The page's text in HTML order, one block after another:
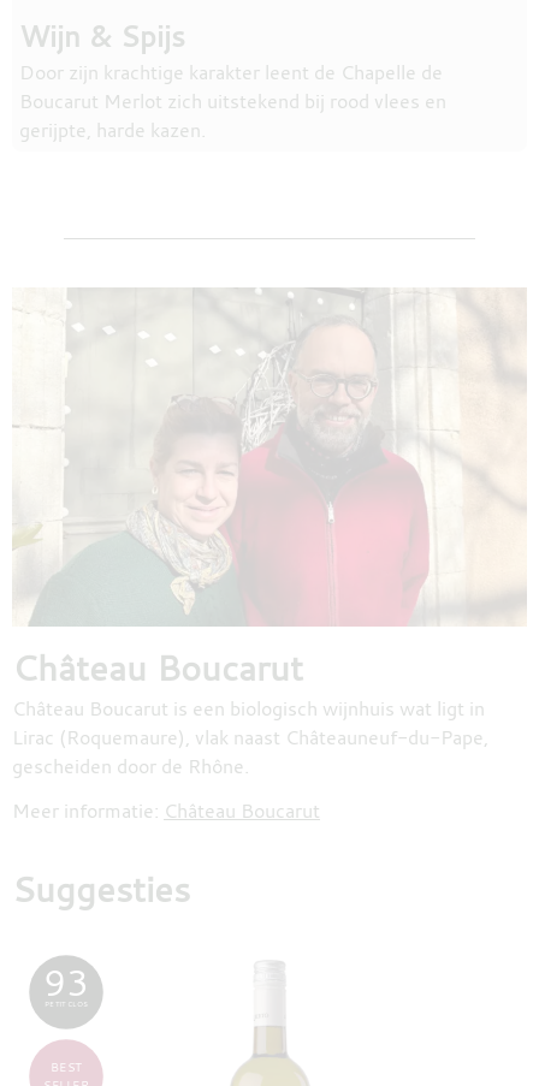
Wijn & Spijs
Door zijn krachtige karakter leent de Chapelle de
Boucarut Merlot zich uitstekend bij rood vlees en
gerijpte, harde kazen.
Château Boucarut
Château Boucarut is een biologisch wijnhuis wat ligt in
Lirac (Roquemaure), vlak naast Châteauneuf-du-Pape,
gescheiden door de Rhône.
Meer informatie: Château Boucarut
Suggesties
93
PETIT CLOS
BEST